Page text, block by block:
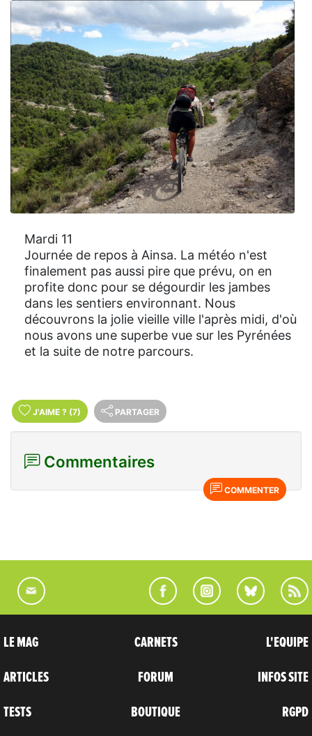
Mardi 11
Journée de repos à Ainsa. La météo n'est
finalement pas aussi pire que prévu, on en
profite donc pour se dégourdir les jambes
dans les sentiers environnant. Nous
découvrons la jolie vieille ville l'après midi, d'où
nous avons une superbe vue sur les Pyrénées
et la suite de notre parcours.
J'AIME ? (7) PARTAGER
Commentaires
COMMENTER
LE MAG
ARTICLES
TESTS
CARNETS
FORUM
BOUTIQUE
L'EQUIPE
INFOS SITE
RGPD